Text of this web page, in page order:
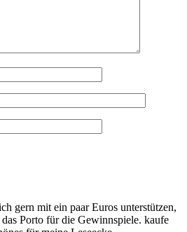
gern mit ein paar Euros unterstützen,
Porto für die Gewinnspiele. kaufe